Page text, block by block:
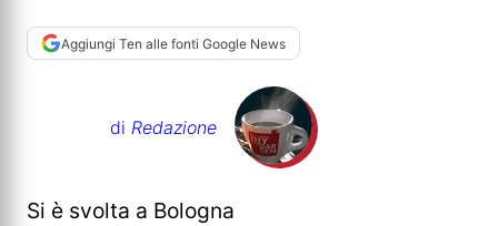
Aggiungi Ten alle fonti Google News
di Redazione
Si è svolta a Bologna